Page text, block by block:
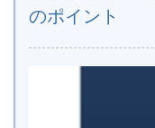
のポイント